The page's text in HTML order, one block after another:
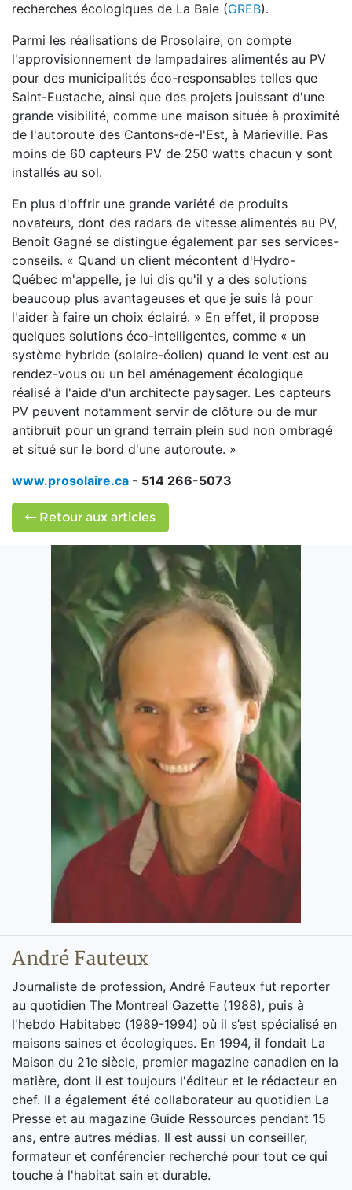
recherches écologiques de La Baie (GREB).
Parmi les réalisations de Prosolaire, on compte
l'approvisionnement de lampadaires alimentés au PV
pour des municipalités éco-responsables telles que
Saint-Eustache, ainsi que des projets jouissant d'une
grande visibilité, comme une maison située à proximité
de l'autoroute des Cantons-de-l'Est, à Marieville. Pas
moins de 60 capteurs PV de 250 watts chacun y sont
installés au sol.
En plus d'offrir une grande variété de produits
novateurs, dont des radars de vitesse alimentés au PV,
Benoît Gagné se distingue également par ses services-
conseils. « Quand un client mécontent d'Hydro-
Québec m'appelle, je lui dis qu'il y a des solutions
beaucoup plus avantageuses et que je suis là pour
l'aider à faire un choix éclairé. » En effet, il propose
quelques solutions éco-intelligentes, comme « un
système hybride (solaire-éolien) quand le vent est au
rendez-vous ou un bel aménagement écologique
réalisé à l'aide d'un architecte paysager. Les capteurs
PV peuvent notamment servir de clôture ou de mur
antibruit pour un grand terrain plein sud non ombragé
et situé sur le bord d'une autoroute. »
www.prosolaire.ca - 514 266-5073
Retour aux articles
André Fauteux
Journaliste de profession, André Fauteux fut reporter
au quotidien The Montreal Gazette (1988), puis à
l'hebdo Habitabec (1989-1994) où il s’est spécialisé en
maisons saines et écologiques. En 1994, il fondait La
Maison du 21e siècle, premier magazine canadien en la
matière, dont il est toujours l'éditeur et le rédacteur en
chef. Il a également été collaborateur au quotidien La
Presse et au magazine Guide Ressources pendant 15
ans, entre autres médias. Il est aussi un conseiller,
formateur et conférencier recherché pour tout ce qui
touche à l'habitat sain et durable.